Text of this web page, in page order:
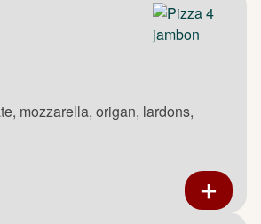
mozzarella, origan, lardons,